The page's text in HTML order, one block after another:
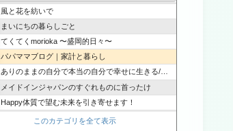
風と花を紡いで
まいにちの暮らしごと
てくてくmorioka 〜盛岡的日々〜
パパママブログ｜家計と暮らし
ありのままの自分で本当の自分で幸せに生きる/本音BLOG
メイドインジャパンのすぐれものに首ったけ
Happy体質で望む未来を引き寄せます！
とゆの楽しいアロマライフ
このカテゴリを全て表示